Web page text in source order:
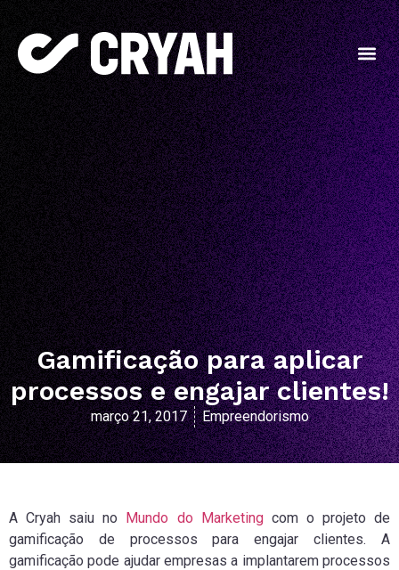
Gamificação para aplicar
processos e engajar clientes!
março 21, 2017 Empreendorismo
A Cryah saiu no Mundo do Marketingcom o projeto de
gamificação de processos para engajar clientes. A
gamificação pode ajudar empresas a implantarem processos